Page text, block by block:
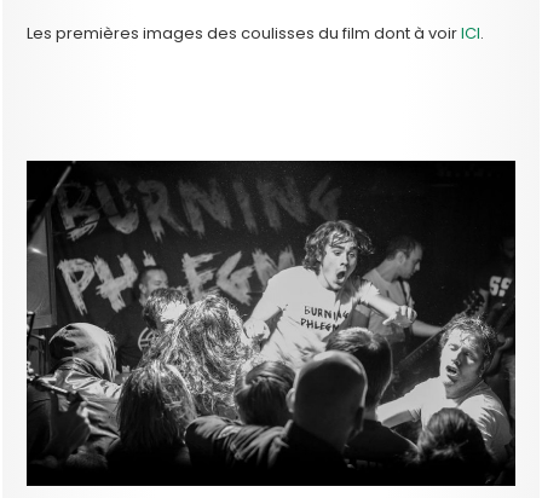
Les premières images des coulisses du film dont à voirICI.